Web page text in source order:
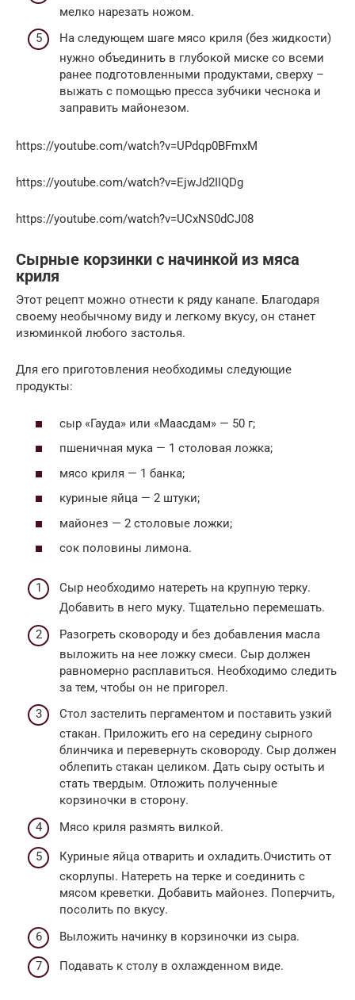
мелко нарезать ножом.
На следующем шаге мясо криля (без жидкости)
нужно объединить в глубокой миске со всеми
ранее подготовленными продуктами, сверху –
выжать с помощью пресса зубчики чеснока и
заправить майонезом.
https://youtube.com/watch?v=UPdqp0BFmxM
https://youtube.com/watch?v=EjwJd2IIQDg
https://youtube.com/watch?v=UCxNS0dCJ08
Сырные корзинки с начинкой из мяса
криля
Этот рецепт можно отнести к ряду канапе. Благодаря
своему необычному виду и легкому вкусу, он станет
изюминкой любого застолья.
Для его приготовления необходимы следующие
продукты:
сыр «Гауда» или «Маасдам» — 50 г;
пшеничная мука — 1 столовая ложка;
мясо криля — 1 банка;
куриные яйца — 2 штуки;
майонез — 2 столовые ложки;
сок половины лимона.
Сыр необходимо натереть на крупную терку.
Добавить в него муку. Тщательно перемешать.
Разогреть сковороду и без добавления масла
выложить на нее ложку смеси. Сыр должен
равномерно расплавиться. Необходимо следить
за тем, чтобы он не пригорел.
Стол застелить пергаментом и поставить узкий
стакан. Приложить его на середину сырного
блинчика и перевернуть сковороду. Сыр должен
облепить стакан целиком. Дать сыру остыть и
стать твердым. Отложить полученные
корзиночки в сторону.
Мясо криля размять вилкой.
Куриные яйца отварить и охладить.Очистить от
скорлупы. Натереть на терке и соединить с
мясом креветки. Добавить майонез. Поперчить,
посолить по вкусу.
Выложить начинку в корзиночки из сыра.
Подавать к столу в охлажденном виде.